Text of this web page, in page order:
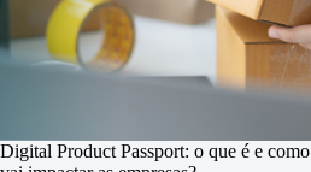
Digital Product Passport: o que é e como